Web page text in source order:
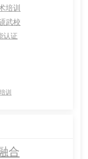
培训
武校
认证
训
合